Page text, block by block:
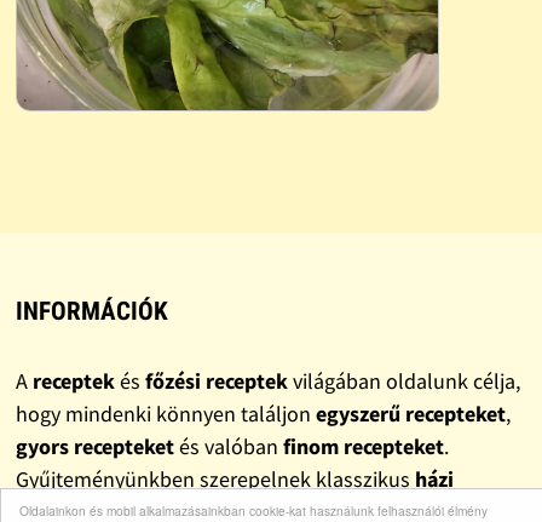
Oldalainkon és mobil alkalmazásainkban cookie-kat használunk felhasználói élmény
INFORMÁCIÓK
A receptekés főzési receptekvilágában oldalunk célja,
hogy mindenki könnyen találjon egyszerű recepteket,
gyors recepteketés valóban finom recepteket.
Gyűjteményünkben szerepelnek klasszikus házi
receptek, változatosebéd receptekésvacsora